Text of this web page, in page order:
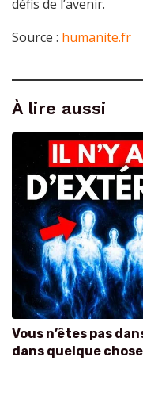
défis de l’avenir.
Source : humanite.fr
À lire aussi
Vous n’êtes pas
dans quelque